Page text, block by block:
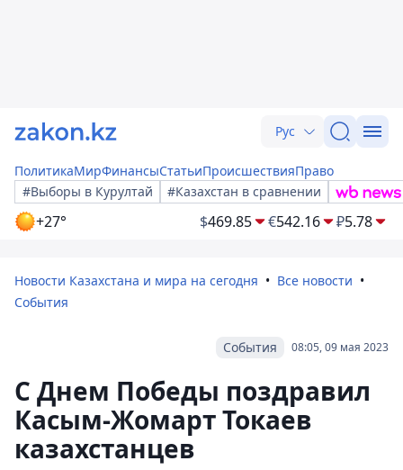
Рус
ПолитикаМирФинансыСтатьиПроисшествияПраво
#Выборы в Курултай
#Казахстан в сравнении
+27° $469.85 €542.16 ₽5.78
Новости Казахстана и мира на сегодня
Все новости
События
08:05, 09 мая 2023
События
С Днем Победы поздравил
Касым-Жомарт Токаев
казахстанцев